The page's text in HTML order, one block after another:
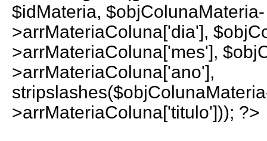
$idMateria, $objColunaMateria-
>arrMateriaColuna['dia'],
>arrMateriaColuna['mes'],
>arrMateriaColuna['ano'],
>arrMateriaColuna['titulo'])); ?>